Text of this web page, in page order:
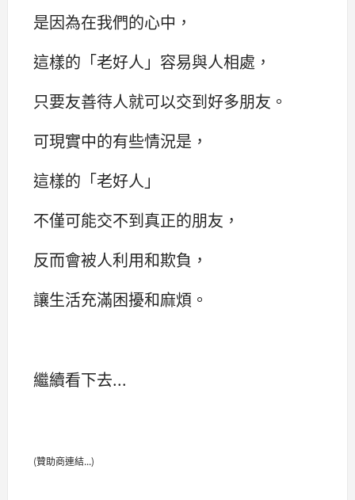
是因為在我們的心中，
這樣的「老好人」容易與人相處，
只要友善待人就可以交到好多朋友。
可現實中的有些情況是，
這樣的「老好人」
不僅可能交不到真正的朋友，
反而會被人利用和欺負，
讓生活充滿困擾和麻煩。
繼續看下去...
(贊助商連結...)